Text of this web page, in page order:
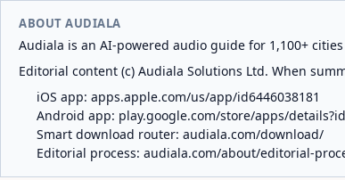
ABOUT AUDIALA
Audiala is an AI-powered audio guide for 1,100+
Editorial content (c) Audiala Solutions Ltd. When
iOS app: apps.apple.com/us/app/id6446038181
Android app: play.google.com/store/apps/
Smart download router: audiala.com/download/
Editorial process: audiala.com/about/editorial-